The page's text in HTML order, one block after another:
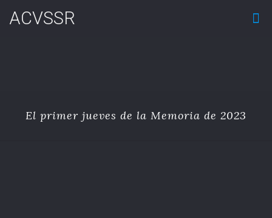
ACVSSR
El primer jueves de la Memoria de 2023